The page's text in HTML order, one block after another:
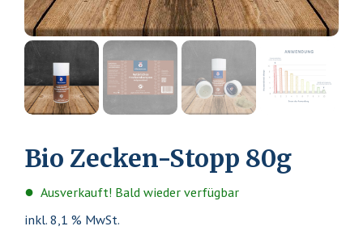
Bio Zecken-Stopp 80g
Ausverkauft! Bald wieder verfügbar
inkl. 8,1 % MwSt.